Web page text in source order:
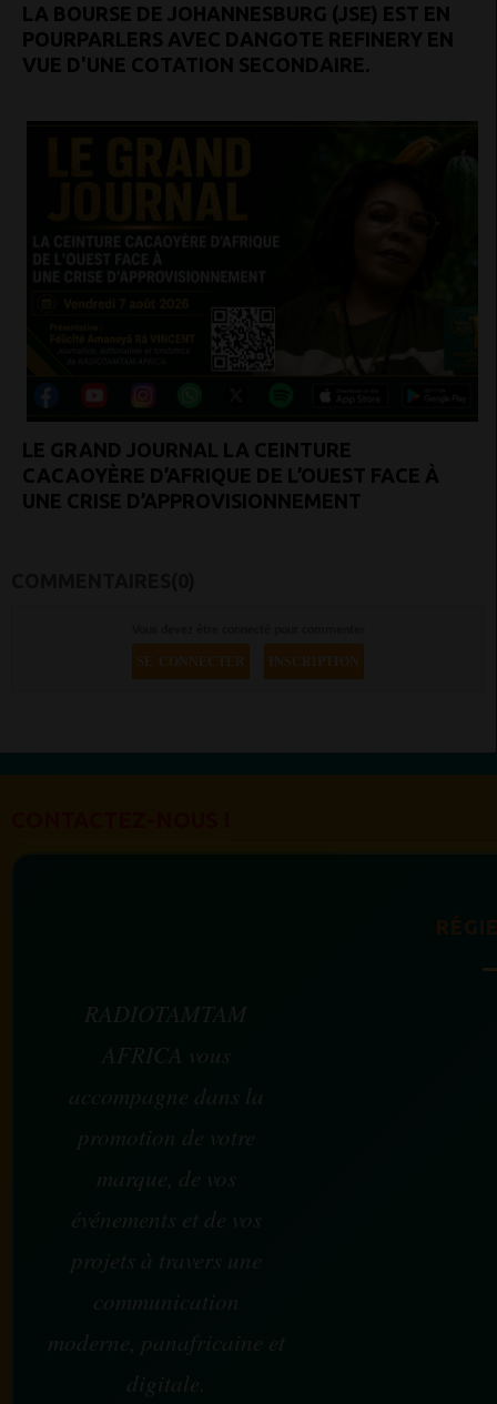
LA BOURSE DE JOHANNESBURG (JSE) EST EN
POURPARLERS AVEC DANGOTE REFINERY EN
VUE D'UNE COTATION SECONDAIRE.
LE GRAND JOURNAL LA CEINTURE
CACAOYÈRE D’AFRIQUE DE L’OUEST FACE À
UNE CRISE D’APPROVISIONNEMENT
SE CONNECTER INSCRIPTION
RADIOTAMTAM
AFRICA vous
accompagne dans la
promotion de votre
marque, de vos
événements et de vos
projets à travers une
communication
moderne, panafricaine et
digitale.